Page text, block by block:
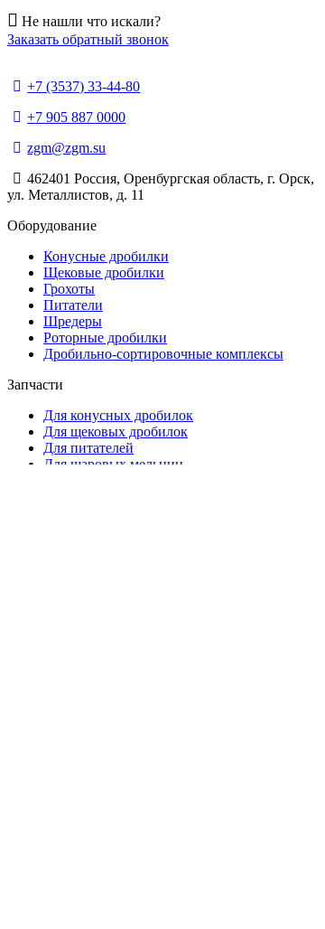
Не нашли что искали?
Заказать обратный звонок
+7 (3537) 33-44-80
+7 905 887 0000
zgm@zgm.su
462401 Россия, Оренбургская область, г. Орск,
ул. Металлистов, д. 11
Оборудование
Конусные дробилки
Щековые дробилки
Грохоты
Питатели
Шредеры
Роторные дробилки
Дробильно-сортировочные комплексы
Запчасти
Для конусных дробилок
Для щековых дробилок
Для питателей
Для шаровых мельниц